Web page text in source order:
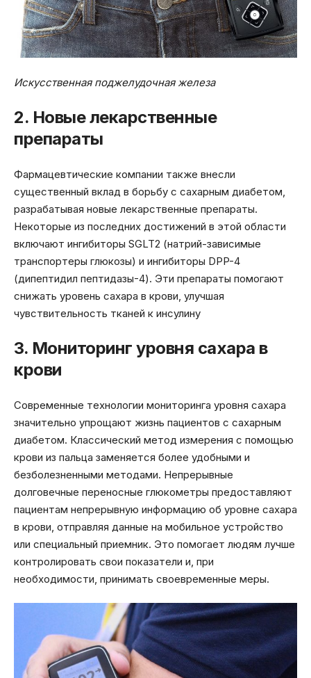
Искусственная поджелудочная железа
2. Новые лекарственные
препараты
Фармацевтические компании также внесли
существенный вклад в борьбу с сахарным диабетом,
разрабатывая новые лекарственные препараты.
Некоторые из последних достижений в этой области
включают ингибиторы SGLT2 (натрий-зависимые
транспортеры глюкозы) и ингибиторы DPP-4
(дипептидил пептидазы-4). Эти препараты помогают
снижать уровень сахара в крови, улучшая
чувствительность тканей к инсулину
3. Мониторинг уровня сахара в
крови
Современные технологии мониторинга уровня сахара
значительно упрощают жизнь пациентов с сахарным
диабетом. Классический метод измерения с помощью
крови из пальца заменяется более удобными и
безболезненными методами. Непрерывные
долговечные переносные глюкометры предоставляют
пациентам непрерывную информацию об уровне сахара
в крови, отправляя данные на мобильное устройство
или специальный приемник. Это помогает людям лучше
контролировать свои показатели и, при
необходимости, принимать своевременные меры.